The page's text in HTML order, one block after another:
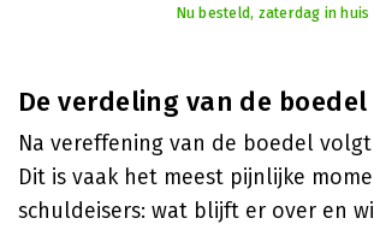
Nu besteld, zaterdag in
De verdeling van de boedel
Na vereffening van de boedel
Dit is vaak het meest pijnlijke
schuldeisers: wat blijft er over en